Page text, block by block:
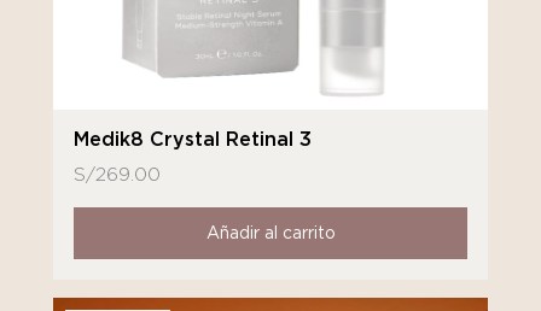
Medik8 Crystal Retinal 3
S/269.00
Añadir al carrito